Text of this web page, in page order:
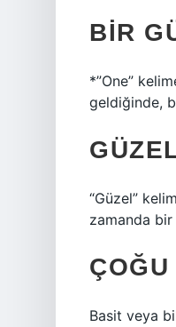
BIR
*”One”
geldiğinde,
“Güzel”
zamanda bir
Basit veya